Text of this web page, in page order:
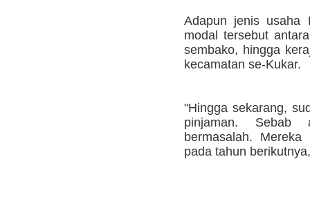
Adapun jenis usaha
modal tersebut
sembako, hingga
kecamatan se-Kukar.
"Hingga sekarang,
pinjaman. Sebab
bermasalah.
pada tahun